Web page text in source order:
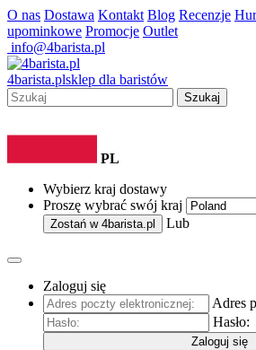
O nas Dostawa Kontakt Blog Recenzje
upominkowe Promocje Outlet
info@4barista.pl
4barista.plsklep dla baristów
Szukaj
PL
Wybierz kraj dostawy
Proszę wybrać swój kraj
Zostań w 4barista.pl Lub
Zaloguj się
Adres
Hasło:
Zaloguj się